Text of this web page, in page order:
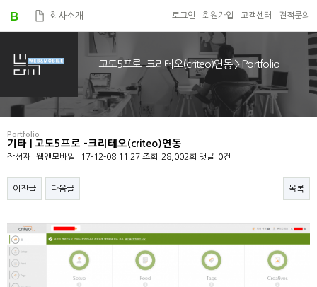
B 회사소개 견적문의
고객센터
회원가입
로그인
고도5프로 -크리테오(criteo)연동 > Portfolio
Portfolio
기타 | 고도5프로 -크리테오(criteo)연동
작성자 웹앤모바일 17-12-08 11:27 조회 28,002회 댓글 0건
이전글 다음글 목록